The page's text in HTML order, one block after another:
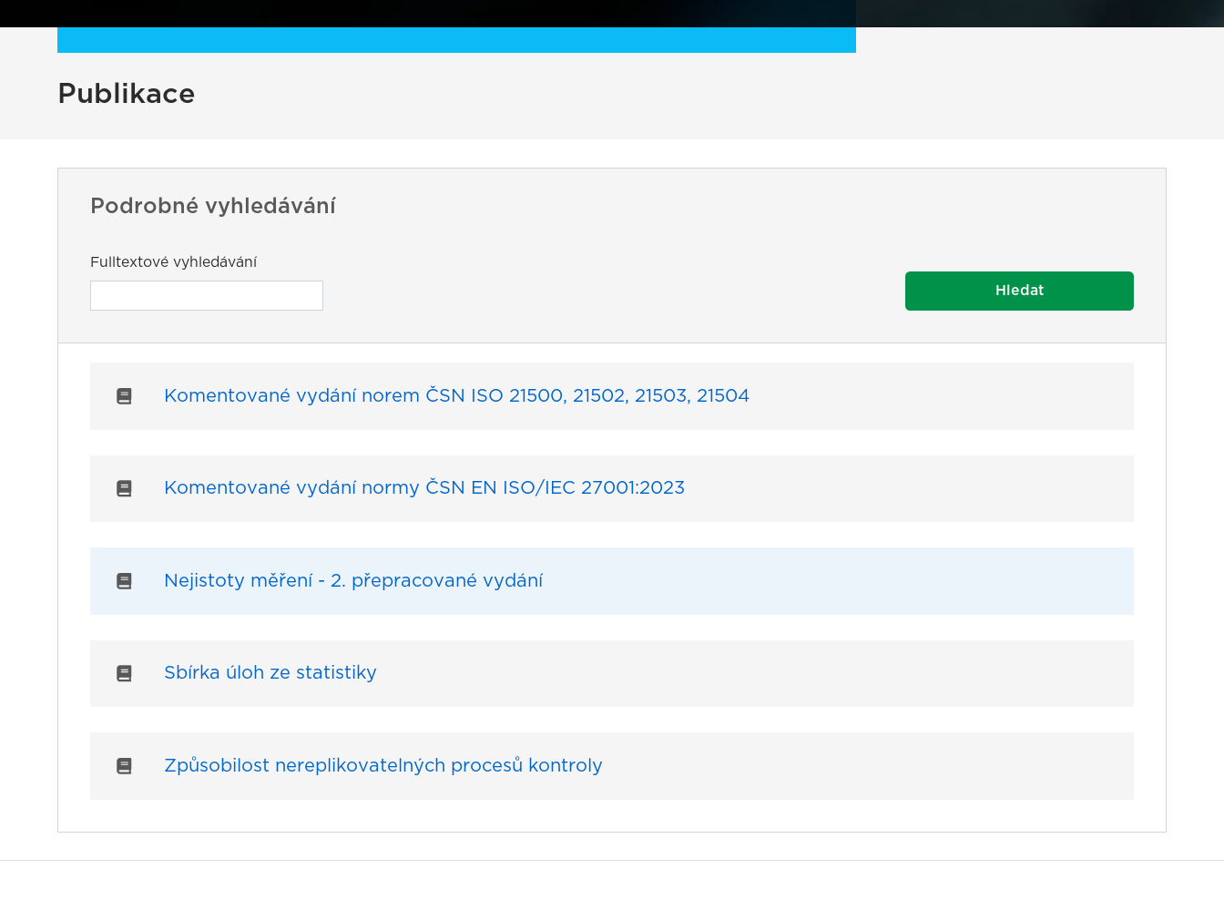
Publikace
Podrobné vyhledávání
Fulltextové vyhledávání
Hledat
Komentované vydání norem ČSN ISO 21500, 21502, 21503, 21504
Komentované vydání normy ČSN EN ISO/IEC 27001:2023
Nejistoty měření - 2. přepracované vydání
Sbírka úloh ze statistiky
Způsobilost nereplikovatelných procesů kontroly